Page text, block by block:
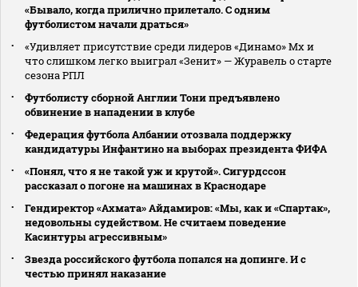
«Бывало, когда прилично прилетало. С одним
футболистом начали драться»
«Удивляет присутствие среди лидеров «Динамо» Мх и
что слишком легко выиграл «Зенит» — Журавель о старте
сезона РПЛ
Футболисту сборной Англии Тони предъявлено
обвинение в нападении в клубе
Федерация футбола Албании отозвала поддержку
кандидатуры Инфантино на выборах президента ФИФА
«Понял, что я не такой уж и крутой». Сигурдссон
рассказал о погоне на машинах в Краснодаре
Гендиректор «Ахмата» Айдамиров: «Мы, как и «Спартак»,
недовольны судейством. Не считаем поведение
Касинтуры агрессивным»
Звезда российского футбола попался на допинге. И с
честью принял наказание